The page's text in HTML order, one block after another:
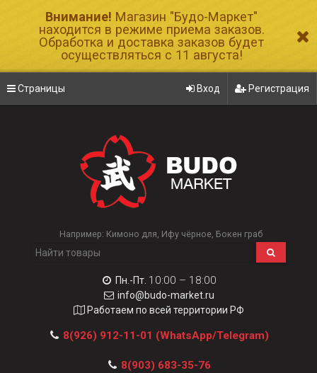
Внимание! Магазин "Будо-Маркет"
находится в режиме приема заказов.
Обработка и доставка заказов будет
осуществляться с 11 августа!
Страницы Вход Регистрация
Например: Кимоно для Ифу чёрное Бокен граб
Пн.-Пт. 10:00 – 18:00
info@budo-market.ru
Работаем по всей территории РФ
8(926) 912-11-01 (WhatsApp/Telegram)
8(903) 683-35-76